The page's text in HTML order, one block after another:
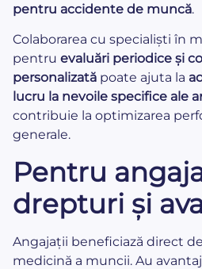
pentru accidente de muncă.
Colaborarea cu specialiști în
pentru evaluări periodice și
personalizată poate ajuta la
lucru la nevoile specifice ale
contribuie la optimizarea
generale.
Pentru
drepturi și
Angajații beneficiază direct
medicină a muncii. Au